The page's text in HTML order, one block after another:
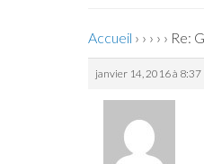
Accueil › › › › › Re:
janvier 14, 2016 à 8:37